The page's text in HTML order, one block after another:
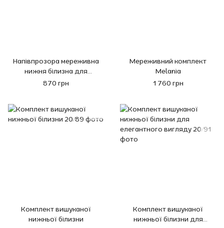
Напівпрозора мереживна
нижня білизна для
спектоних літніх днів
870 грн
Мереживний комплект
Melania
1 760 грн
Комплект вишуканої
нижньої білизни
Комплект вишуканої
нижньої білизни для